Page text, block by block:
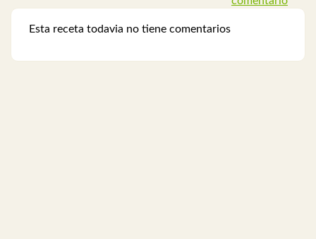
Esta receta todavia no tiene comentarios